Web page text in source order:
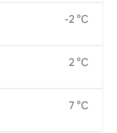
-2 °C
2 °C
7 °C